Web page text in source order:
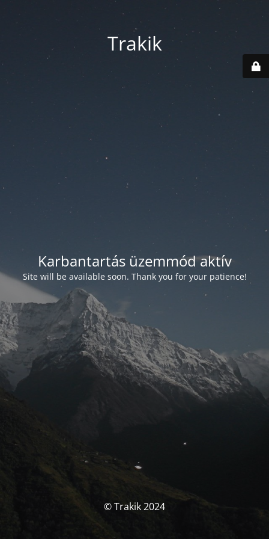
Trakik
Karbantartás üzemmód aktív
Site will be available soon. Thank you for your patience!
© Trakik 2024